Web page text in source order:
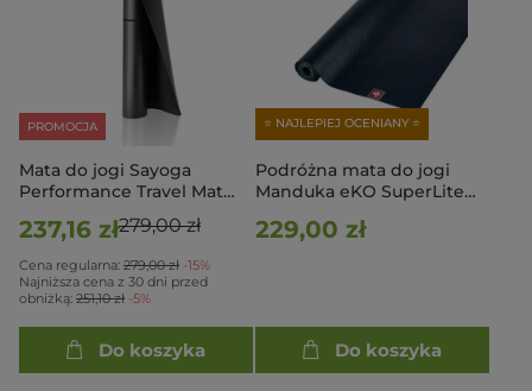
PROMOCJA
Mata do jogi Sayoga
Performance Travel Mat
237,16 zł279,00 zł
Cena regularna: 279,00 zł -15%
Najniższa cena z 30 dni przed
obniżką: 251,10 zł -5%
Do koszyka
⭐ NAJLEPIEJ OCENIANY ⭐
Podróżna mata do jogi
Manduka eKO SuperLite
229,00 zł
Do koszyka